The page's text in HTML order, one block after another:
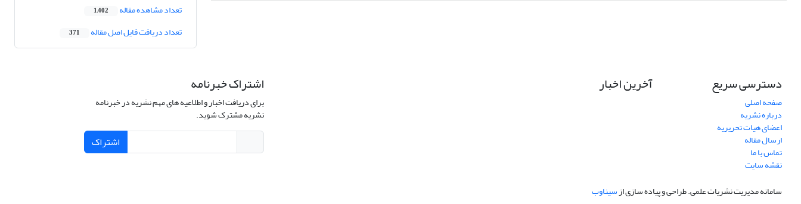
تعداد مشاهده مقاله 1,402
تعداد دریافت فایل اصل مقاله 371
دسترسی سریع
صفحه اصلی
درباره نشریه
اعضای هیات تحریریه
ارسال مقاله
تماس با ما
نقشه سایت
آخرین اخبار اشتراک خبرنامه
برای دریافت اخبار و اطلاعیه های مهم نشریه در خبرنامه
نشریه مشترک شوید.
اشتراک
سامانه مدیریت نشریات علمی.طراحی و پیاده سازی ازسیناوب